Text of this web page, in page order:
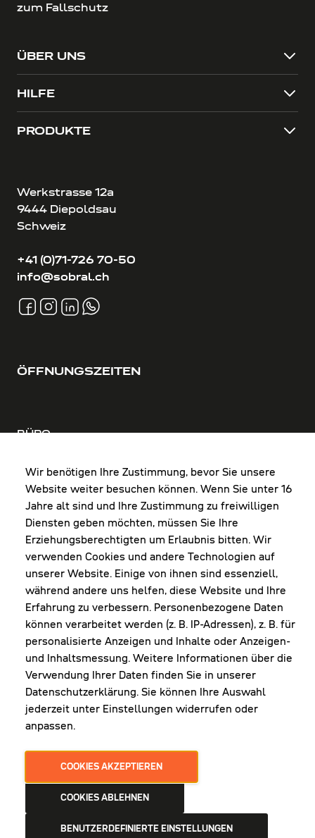
Wir benötigen Ihre Zustimmung, bevor Sie unsere
Website weiter besuchen können. Wenn Sie unter 16
Jahre alt sind und Ihre Zustimmung zu freiwilligen
Diensten geben möchten, müssen Sie Ihre
Erziehungsberechtigten um Erlaubnis bitten. Wir
verwenden Cookies und andere Technologien auf
unserer Website. Einige von ihnen sind essenziell,
während andere uns helfen, diese Website und Ihre
Erfahrung zu verbessern. Personenbezogene Daten
können verarbeitet werden (z. B. IP-Adressen), z. B. für
personalisierte Anzeigen und Inhalte oder Anzeigen-
und Inhaltsmessung. Weitere Informationen über die
Verwendung Ihrer Daten finden Sie in unserer
Datenschutzerklärung. Sie können Ihre Auswahl
jederzeit unter Einstellungen widerrufen oder
anpassen.
COOKIES AKZEPTIEREN
COOKIES ABLEHNEN
BENUTZERDEFINIERTE EINSTELLUNGEN
zum Fallschutz
ÜBER UNS
HILFE
PRODUKTE
Werkstrasse 12a
9444 Diepoldsau
Schweiz
+41 (0)71-726 70-50
info@sobral.ch
ÖFFNUNGSZEITEN
BÜRO
FR: 8:00-12:00 & 13:00-16:00 Uhr
Shop Diepoldsau
MO-Do: 8:00-12:00 & 13:00-17:30 Uhr
Fr: 8:00-16:00 Uhr
1. Samstag im Monat: 9:00-16:00 Uhr
NEWSLETTER
Erhalte Infos zu aktueller Arbeitskleidung für
deine Firma und unseren Service